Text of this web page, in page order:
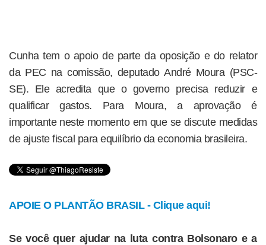
Cunha tem o apoio de parte da oposição e do relator
da PEC na comissão, deputado André Moura (PSC-
SE). Ele acredita que o governo precisa reduzir e
qualificar gastos. Para Moura, a aprovação é
importante neste momento em que se discute medidas
de ajuste fiscal para equilíbrio da economia brasileira.
APOIE O PLANTÃO BRASIL - Clique aqui!
Se você quer ajudar na luta contra Bolsonaro e a